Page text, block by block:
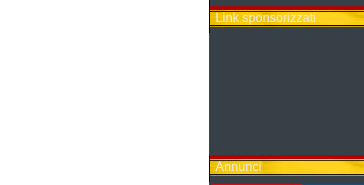
Link sponsorizzati
Annunci